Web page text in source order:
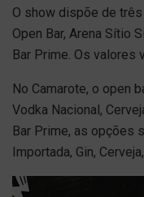
O show dispõe de
Open Bar, Arena Sítio
Bar Prime. Os valores
No Camarote, o open
Vodka Nacional,
Bar Prime, as opções
Importada, Gin,